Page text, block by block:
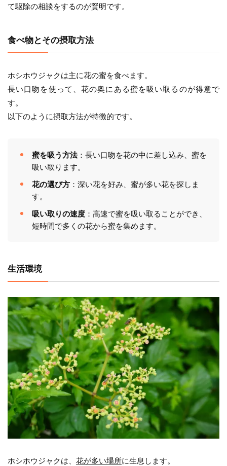
て駆除の相談をするのが賢明です。
食べ物とその摂取方法
ホシホウジャクは主に花の蜜を食べます。
長い口吻を使って、花の奥にある蜜を吸い取るのが得意で
す。
以下のように摂取方法が特徴的です。
蜜を吸う方法：長い口吻を花の中に差し込み、蜜を
吸い取ります。
花の選び方：深い花を好み、蜜が多い花を探しま
す。
吸い取りの速度：高速で蜜を吸い取ることができ、
短時間で多くの花から蜜を集めます。
生活環境
ホシホウジャクは、 花が多い場所に生息します。